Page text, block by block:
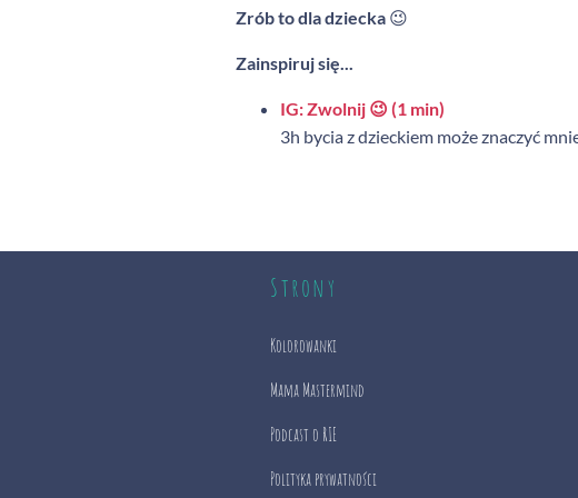
Zrób to dla dziecka 😉
Zainspiruj się...
IG: Zwolnij 😉 (1 min)
3h bycia z dzieckiem może znaczyć
Strony
Kolorowanki
Mama Mastermind
Podcast o RIE
Polityka prywatności